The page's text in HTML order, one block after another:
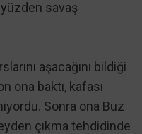
yüzden savaş
aşacağını bildiği
ona baktı, kafası
Sonra ona Buz
çıkma tehdidinde